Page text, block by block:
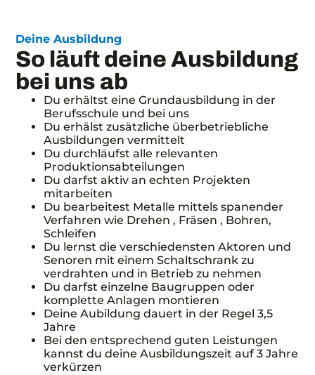
Deine Ausbildung
So läuft deine Ausbildung
bei uns ab
Du erhältst eine Grundausbildung in der
Berufsschule und bei uns
Du erhälst zusätzliche überbetriebliche
Ausbildungen vermittelt
Du durchläufst alle relevanten
Produktionsabteilungen
Du darfst aktiv an echten Projekten
mitarbeiten
Du bearbeitest Metalle mittels spanender
Verfahren wie Drehen , Fräsen , Bohren,
Schleifen
Du lernst die verschiedensten Aktoren und
Senoren mit einem Schaltschrank zu
verdrahten und in Betrieb zu nehmen
Du darfst einzelne Baugruppen oder
komplette Anlagen montieren
Deine Aubildung dauert in der Regel 3,5
Jahre
Bei den entsprechend guten Leistungen
kannst du deine Ausbildungszeit auf 3 Jahre
verkürzen